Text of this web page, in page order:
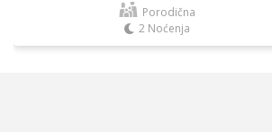
Porodična
2 Noćenja